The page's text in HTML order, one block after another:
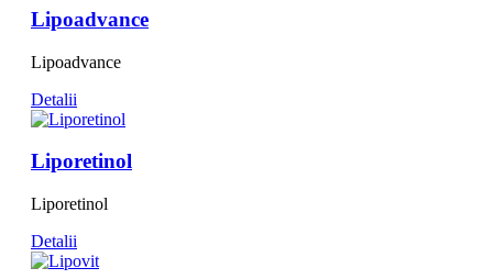
Lipoadvance
Lipoadvance
Detalii
Liporetinol
Liporetinol
Detalii